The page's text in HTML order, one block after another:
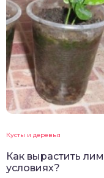
Кусты и деревья
Как вырастить
условиях?